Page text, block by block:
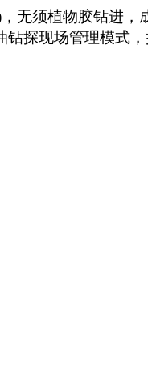
，无须植物胶钻进，
探现场管理模式